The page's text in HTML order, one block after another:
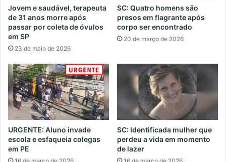
Jovem e saudável, terapeuta
de 31 anos morre após
passar por coleta de óvulos
em SP
23 de maio de 2026
SC: Quatro homens são
presos em flagrante após
corpo ser encontrado
20 de março de 2026
URGENTE: Aluno invade
escola e esfaqueia colegas
em PE
SC: Identificada mulher que
perdeu a vida em momento
de lazer